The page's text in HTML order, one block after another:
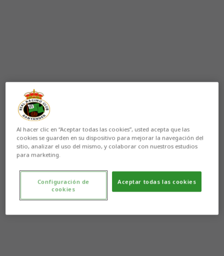
Al hacer clic en “Aceptar todas las cookies”, usted acepta que las
cookies se guarden en su dispositivo para mejorar la navegación del
sitio, analizar el uso del mismo, y colaborar con nuestros estudios
para marketing.
Aceptar todas las cookies
Configuración de
cookies